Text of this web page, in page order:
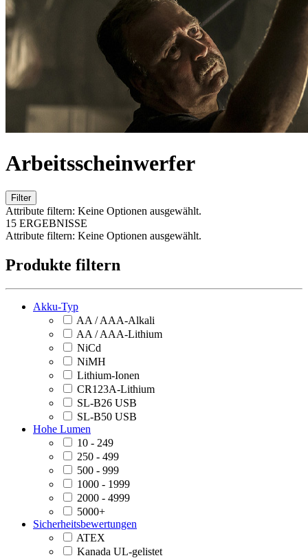
Arbeitsscheinwerfer
Filter
Attribute filtern: Keine Optionen ausgewählt.
15 ERGEBNISSE
Attribute filtern: Keine Optionen ausgewählt.
Produkte filtern
Akku-Typ
AA / AAA-Alkali
AA / AAA-Lithium
NiCd
NiMH
Lithium-Ionen
CR123A-Lithium
SL-B26 USB
SL-B50 USB
Hohe Lumen
10 - 249
250 - 499
500 - 999
1000 - 1999
2000 - 4999
5000+
Sicherheitsbewertungen
ATEX
Kanada UL-gelistet